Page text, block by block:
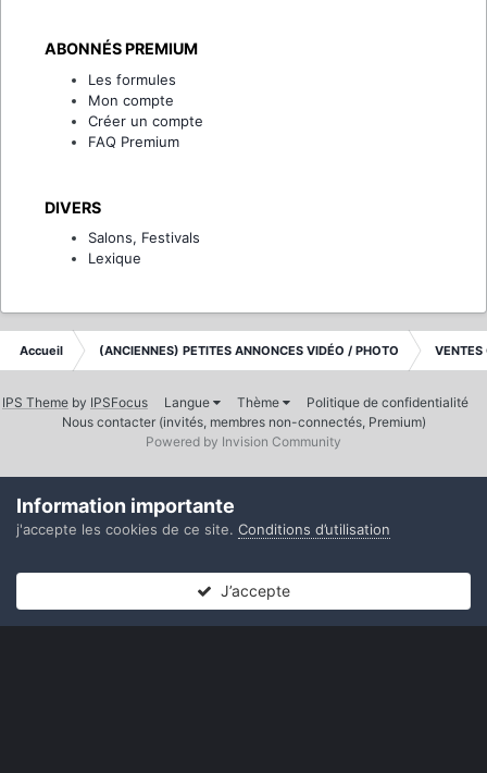
ABONNÉS PREMIUM
Les formules
Mon compte
Créer un compte
FAQ Premium
DIVERS
Salons, Festivals
Lexique
Accueil (ANCIENNES) PETITES ANNONCES VIDÉO / PHOTO VENTES
IPS Theme by IPSFocus Langue Thème
Politique de confidentialité
Nous contacter (invités, membres non-connectés, Premium)
Powered by Invision Community
Information importante
j'accepte les cookies de ce site. Conditions d’utilisation
J’accepte